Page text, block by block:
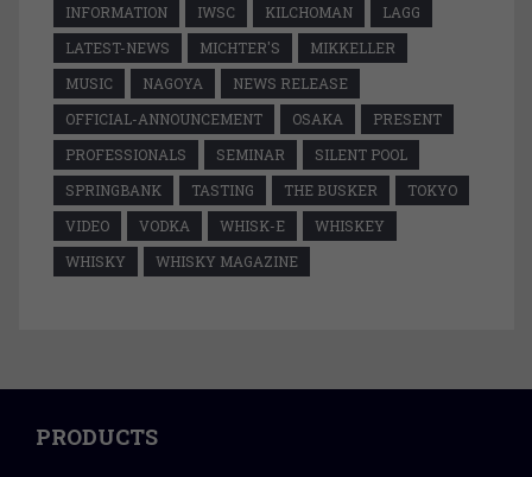
INFORMATION
IWSC KILCHOMAN
LAGG
LATEST-NEWS
MICHTER'S
MIKKELLER
MUSIC
NAGOYA
NEWS RELEASE
OFFICIAL-ANNOUNCEMENT
OSAKA
PRESENT
PROFESSIONALS
SEMINAR
SILENT POOL
SPRINGBANK
TASTING THE BUSKER
TOKYO
VIDEO
VODKA WHISK-E
WHISKEY
WHISKY
WHISKY MAGAZINE
PRODUCTS